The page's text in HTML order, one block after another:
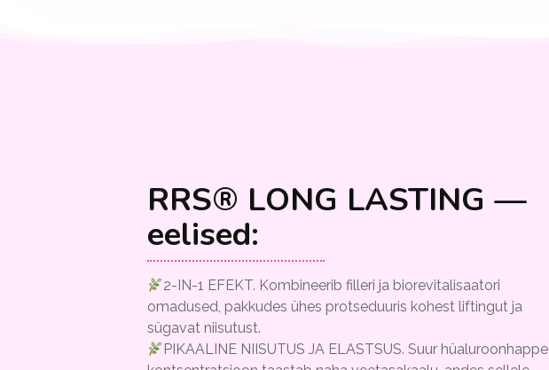
RRS® LONG LASTING —
eelised:
2-IN-1 EFEKT. Kombineerib filleri ja biorevitalisaatori
omadused, pakkudes ühes protseduuris kohest liftingut ja
sügavat niisutust.
PIKAALINE NIISUTUS JA ELASTSUS. Suur hüaluroonhappe